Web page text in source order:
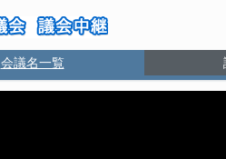
会議名一覧